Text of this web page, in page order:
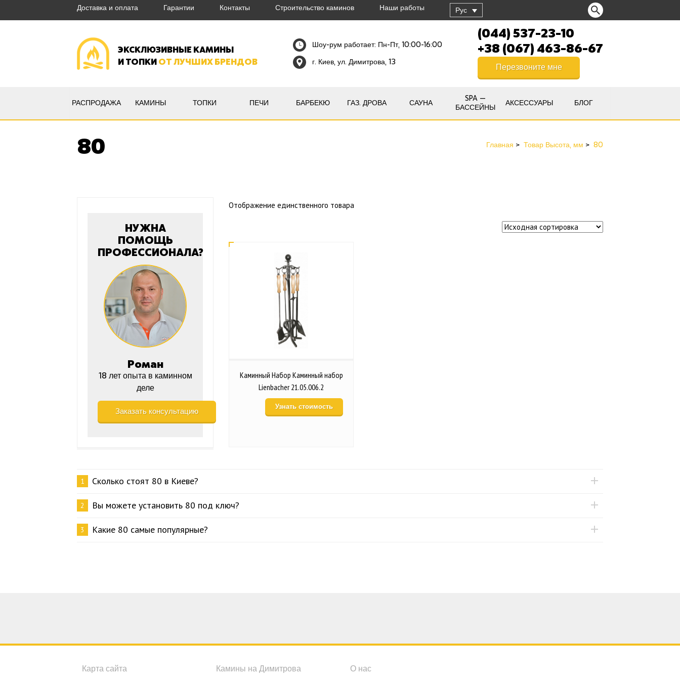
Доставка и оплата Гарантии Контакты Строительство каминов Наши работы Рус
ЭКСКЛЮЗИВНЫЕ КАМИНЫ
И ТОПКИОТ ЛУЧШИХ БРЕНДОВ
Шоу-рум работает: Пн-Пт, 10:00-16:00
г. Киев, ул. Димитрова, 13
(044) 537-23-10
+38 (067) 463-86-67
Перезвоните мне
РАСПРОДАЖА КАМИНЫ ТОПКИ ПЕЧИ БАРБЕКЮ ГАЗ. ДРОВА САУНА
SPA —
БАССЕЙНЫ
АКСЕССУАРЫ БЛОГ
80 Главная Товар Высота, мм 80
Отображение единственного товара
Каминный Набор Каминный набор
Lienbacher 21.05.006.2
Узнать стоимость
НУЖНА
ПОМОЩЬ
ПРОФЕССИОНАЛА?
Роман
18 лет опыта в каминном
деле
Заказать консультацию
1 Сколько стоят 80 в Киеве?
2 Вы можете установить 80 под ключ?
3 Какие 80 самые популярные?
Карта сайта Камины на Димитрова О нас